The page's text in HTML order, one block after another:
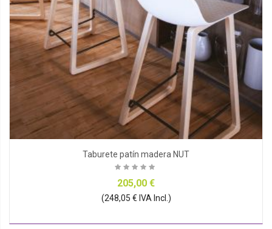
Taburete patín madera NUT
205,00 €
(248,05 € IVA Incl.)